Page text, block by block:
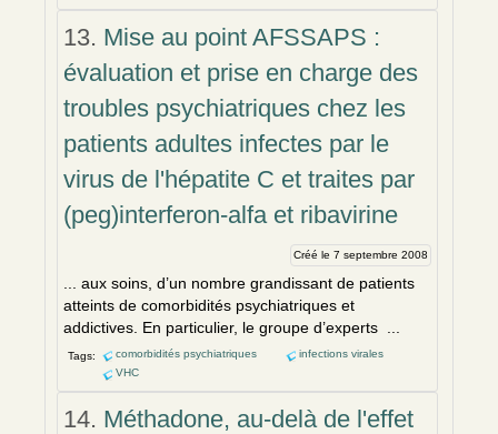
13. Mise au point AFSSAPS :
évaluation et prise en charge des
troubles psychiatriques chez les
patients adultes infectes par le
virus de l'hépatite C et traites par
(peg)interferon-alfa et ribavirine
Créé le 7 septembre 2008
... aux soins, d’un nombre grandissant de patients
atteints de comorbidités psychiatriques et
addictives. En particulier, le groupe d’experts ...
Tags: comorbidités psychiatriques
infections virales
VHC
14. Méthadone, au-delà de l'effet